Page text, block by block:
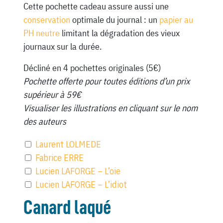
Cette pochette cadeau assure aussi une
conservation optimale du journal : un papier au
PH neutrelimitant la dégradation des vieux
journaux sur la durée.
Décliné en 4 pochettes originales (5€)
Pochette offerte pour toutes éditions d’un prix
supérieur à 59€
Visualiser les illustrations en cliquant sur le nom
des auteurs
Laurent LOLMEDE
Fabrice ERRE
Lucien LAFORGE – L’oie
Lucien LAFORGE – L’idiot
Canard laqué